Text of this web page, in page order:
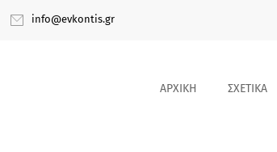
info@evkontis.gr
ΑΡΧΙΚΗ ΣΧΕΤΙΚΑ